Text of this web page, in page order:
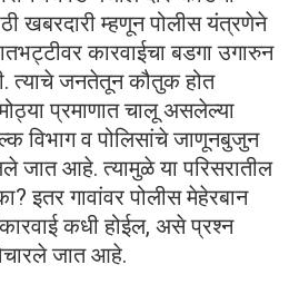
खबरदारी म्हणून पोलीस यंत्रणेने
कारवाईचा बडगा उगारुन
त्याचे जनतेतून कौतुक होत
प्रमाणात चालू असलेल्या
विभाग व पोलिसांचे जाणूनबुजुन
जात आहे. त्यामुळे या परिसरातील
इतर गावांवर पोलीस मेहेरबान
कधी होईल, असे प्रश्न
जात आहे.